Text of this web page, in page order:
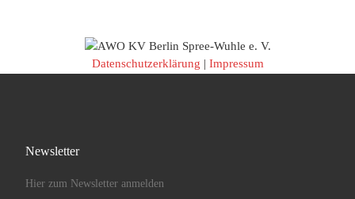
Datenschutzerklärung | Impressum
Newsletter
Hier zum Newsletter anmelden